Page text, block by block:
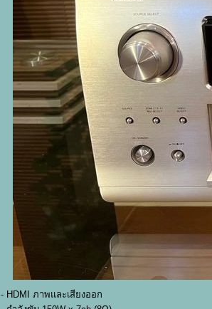
- HDMI ภาพและเสียงออก